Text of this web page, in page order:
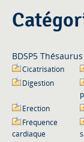
BDSP5 Thésaurus
Cicatrisation
Digestion
Erection
Fréquence
cardiaque